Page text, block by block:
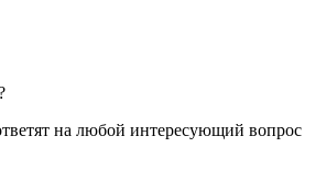
на любой интересующий вопрос